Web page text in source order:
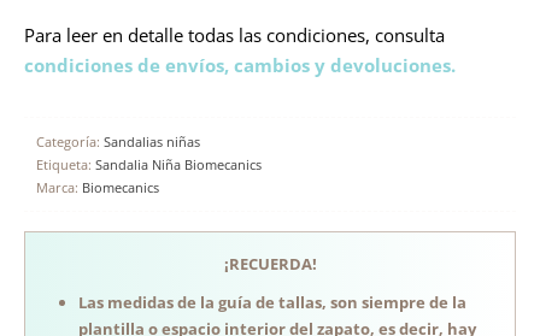
Para leer en detalle todas las condiciones, consulta
condiciones de envíos, cambios y devoluciones.
Categoría: Sandalias niñas
Etiqueta: Sandalia Niña Biomecanics
Marca: Biomecanics
¡RECUERDA!
Las medidas de la guía de tallas, son siempre de la
plantilla o espacio interior del zapato, es decir, hay